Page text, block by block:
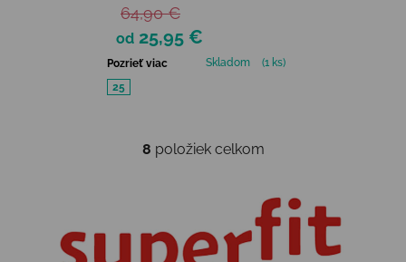
WHITE/LIGHT BLUE
od 25,95 €
64,90 €
Pozrieť viac Skladom
(1 ks)
25
Ovládacie prvky výpisu
8 položiek celkom